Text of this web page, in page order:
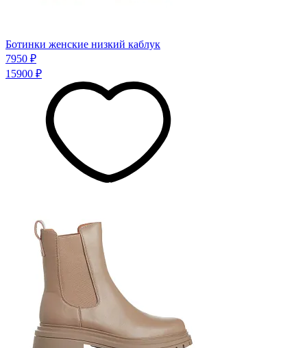
Ботинки женские низкий каблук
7950 ₽
15900 ₽